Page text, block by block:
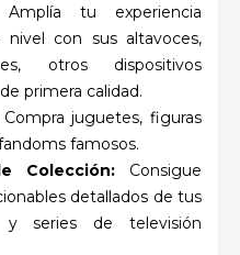
Amplía tu experiencia
nivel con sus altavoces,
otros dispositivos
primera calidad.
Compra juguetes, figuras
famosos.
Colección: Consigue
detallados de tus
y series de televisión